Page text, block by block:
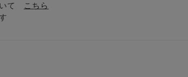
いて
こちら